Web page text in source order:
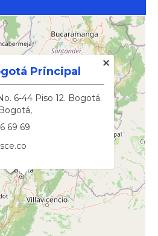
Principal
6-44 Piso 12. Bogotá.
69 69